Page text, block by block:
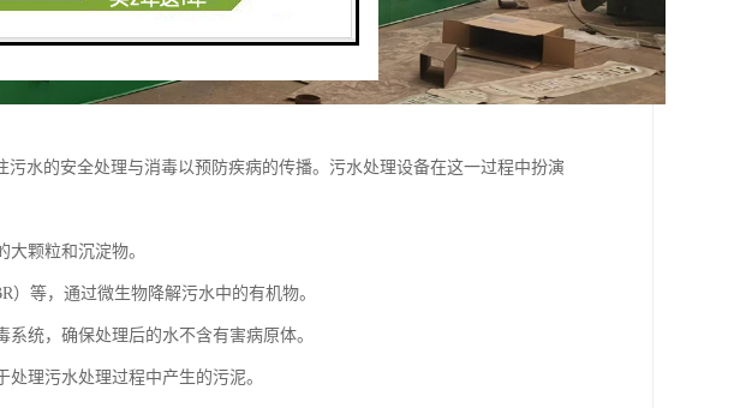
水的安全处理与消毒以预防疾病的传播。污水处理设备在这一过程中扮演
颗粒和沉淀物。
等，通过微生物降解污水中的有机物。
统，确保处理后的水不含有害病原体。
理污水处理过程中产生的污泥。